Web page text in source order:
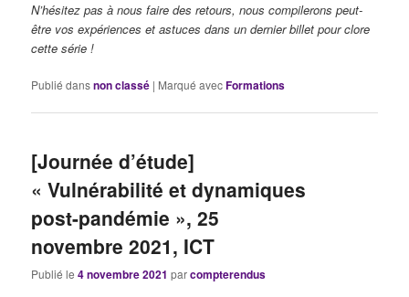
N’hésitez pas à nous faire des retours, nous compilerons peut-
être vos expériences et astuces dans un dernier billet pour clore
cette série !
Publié dansnon classé | Marqué avecFormations
[Journée d’étude]
« Vulnérabilité et dynamiques
post-pandémie », 25
novembre 2021, ICT
Publié le4 novembre 2021 parcompterendus